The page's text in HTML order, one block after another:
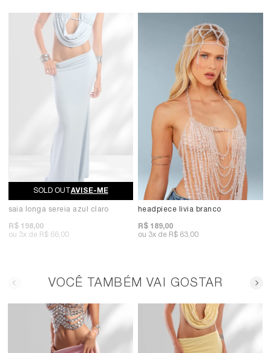
AVISE-ME
saia longa sereia azul claro
R$ 198,00
3x R$ 66,00
headpiece livia branco
R$ 189,00
3x R$ 63,00
VOCÊ TAMBÉM VAI GOSTAR